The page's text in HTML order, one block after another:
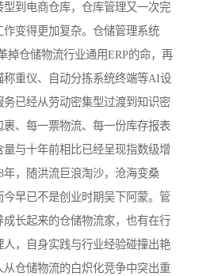
到电商仓库，仓库管理又一次完
作变得更加复杂。仓储管理系统
掉仓储物流行业通用ERP的命，再
称重仪、自动分拣系统终端等AI设
已经从劳动密集型过渡到知识密
、每一票物流、每一份库存报表
与十年前相比已经呈现指数级增
年，随洪流巨浪淘沙，沧海变桑
今早已不是创业时期吴下阿蒙。管
长起来的仓储物流家，也有在行
人，自身实践与行业经验碰撞出艳
从仓储物流的白炽化竞争中突出重